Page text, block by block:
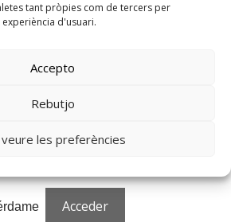
tant pròpies com de tercers per
d'usuari.
Accepto
Rebutjo
veure les preferències
o correo electrónico